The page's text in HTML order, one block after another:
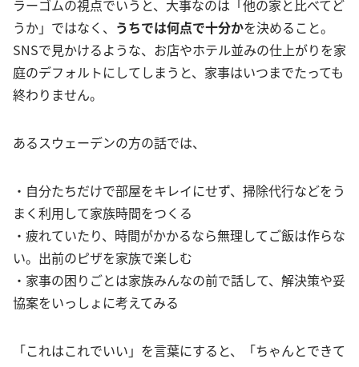
ラーゴムの視点でいうと、大事なのは「他の家と比べてど
うか」ではなく、 うちでは何点で十分かを決めること。
SNSで見かけるような、お店やホテル並みの仕上がりを家
庭のデフォルトにしてしまうと、家事はいつまでたっても
終わりません。
あるスウェーデンの方の話では、
・自分たちだけで部屋をキレイにせず、掃除代行などをう
まく利用して家族時間をつくる
・疲れていたり、時間がかかるなら無理してご飯は作らな
い。出前のピザを家族で楽しむ
・家事の困りごとは家族みんなの前で話して、解決策や妥
協案をいっしょに考えてみる
「これはこれでいい」を言葉にすると、「ちゃんとできて